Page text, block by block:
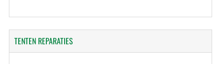
TENTENREPARATIES